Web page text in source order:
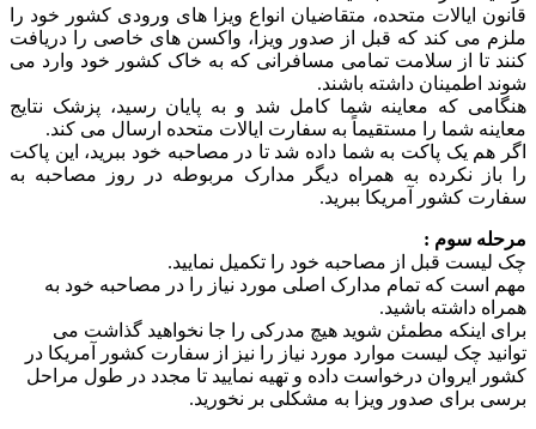
قانون ایالات متحده، متقاضیان انواع ویزا های ورودی کشور خود را
ملزم می کند که قبل از صدور ویزا، واکسن های خاصی را دریافت
کنند تا از سلامت تمامی مسافرانی که به خاک کشور خود وارد می
شوند اطمینان داشته باشند.
هنگامی که معاینه شما کامل شد و به پایان رسید، پزشک نتایج
معاینه شما را مستقیماً به سفارت ایالات متحده ارسال می کند.
اگر هم یک پاکت به شما داده شد تا در مصاحبه خود ببرید، این پاکت
را باز نکرده به همراه دیگر مدارک مربوطه در روز مصاحبه به
سفارت کشور آمریکا ببرید.
مرحله سوم :
چک لیست قبل از مصاحبه خود را تکمیل نمایید.
مهم است که تمام مدارک اصلی مورد نیاز را در مصاحبه خود به
همراه داشته باشید.
برای اینکه مطمئن شوید هیچ مدرکی را جا نخواهید گذاشت می
توانید چک لیست موارد مورد نیاز را نیز از سفارت کشور آمریکا در
کشور ایروان درخواست داده و تهیه نمایید تا مجدد در طول مراحل
برسی برای صدور ویزا به مشکلی بر نخورید.